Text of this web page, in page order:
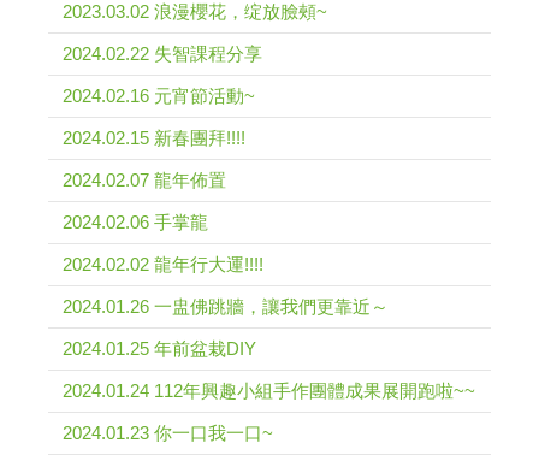
2023.03.02 浪漫櫻花，绽放臉頰~
2024.02.22 失智課程分享
2024.02.16 元宵節活動~
2024.02.15 新春團拜!!!!
2024.02.07 龍年佈置
2024.02.06 手掌龍
2024.02.02 龍年行大運!!!!
2024.01.26 一盅佛跳牆，讓我們更靠近～
2024.01.25 年前盆栽DIY
2024.01.24 112年興趣小組手作團體成果展開跑啦~~
2024.01.23 你一口我一口~